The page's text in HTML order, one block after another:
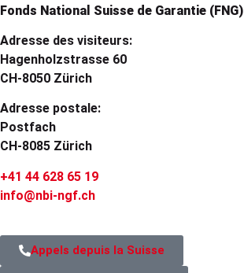
Fonds National Suisse de Garantie (FNG)
Adresse des visiteurs:
Hagenholzstrasse 60
CH-8050 Zürich
Adresse postale:
Postfach
CH-8085 Zürich
+41 44 628 65 19
info@nbi-ngf.ch
Appels depuis la Suisse